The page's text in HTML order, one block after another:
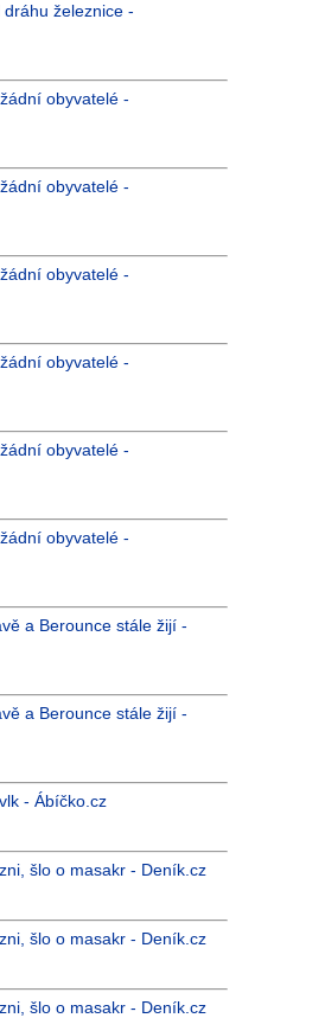
železnice -
obyvatelé -
obyvatelé -
obyvatelé -
obyvatelé -
obyvatelé -
obyvatelé -
a Berounce stále žijí -
a Berounce stále žijí -
- Ábíčko.cz
šlo o masakr - Deník.cz
šlo o masakr - Deník.cz
šlo o masakr - Deník.cz